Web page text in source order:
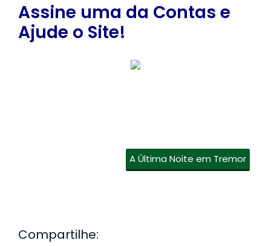
Assine uma da Contas e
Ajude o Site!
A Última Noite em Tremor
Compartilhe: